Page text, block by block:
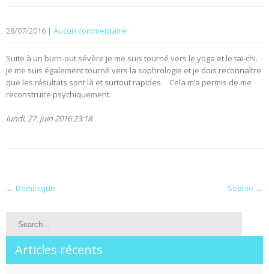
28/07/2016 | Aucun commentaire
Suite à un burn-out sévère je me suis tourné vers le yoga et le taï-chi.
Je me suis également tourné vers la sophrologie et je dois reconnaître
que les résultats sont là et surtout rapides. Cela m’a permis de me
reconstruire psychiquement.
lundi, 27. juin 2016 23:18
Post
← Dominique Sophie →
Articles récents